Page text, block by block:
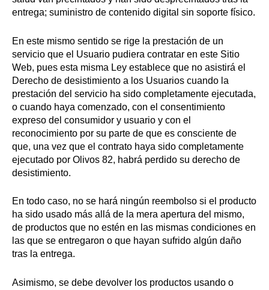
entrega; suministro de contenido digital sin soporte físico.
En este mismo sentido se rige la prestación de un
servicio que el Usuario pudiera contratar en este Sitio
Web, pues esta misma Ley establece que no asistirá el
Derecho de desistimiento a los Usuarios cuando la
prestación del servicio ha sido completamente ejecutada,
o cuando haya comenzado, con el consentimiento
expreso del consumidor y usuario y con el
reconocimiento por su parte de que es consciente de
que, una vez que el contrato haya sido completamente
ejecutado por Olivos 82, habrá perdido su derecho de
desistimiento.
En todo caso, no se hará ningún reembolso si el producto
ha sido usado más allá de la mera apertura del mismo,
de productos que no estén en las mismas condiciones en
las que se entregaron o que hayan sufrido algún daño
tras la entrega.
Asimismo, se debe devolver los productos usando o